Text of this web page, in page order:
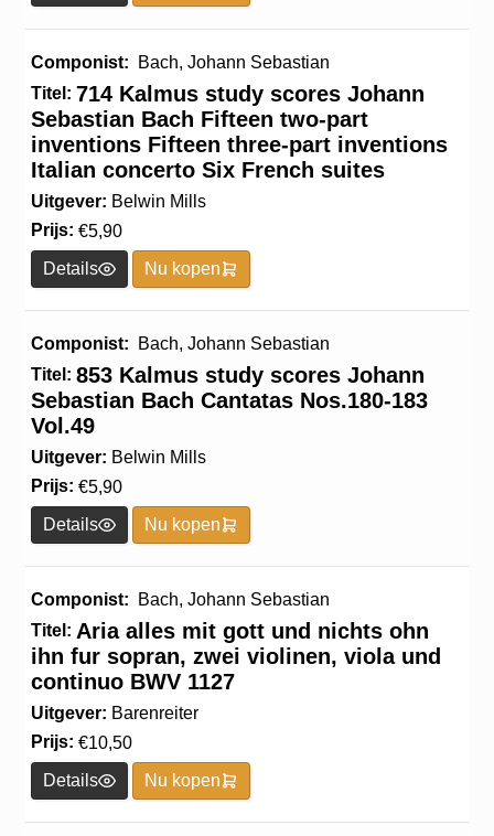
Componist:
Bach, Johann Sebastian
Titel: 714 Kalmus study scores Johann
Sebastian Bach Fifteen two-part
inventions Fifteen three-part inventions
Italian concerto Six French suites
Uitgever: Belwin Mills
Prijs: €5,90
Details
Nu kopen
Componist:
Bach, Johann Sebastian
Titel: 853 Kalmus study scores Johann
Sebastian Bach Cantatas Nos.180-183
Vol.49
Uitgever: Belwin Mills
Prijs: €5,90
Details
Nu kopen
Componist:
Bach, Johann Sebastian
Titel: Aria alles mit gott und nichts ohn
ihn fur sopran, zwei violinen, viola und
continuo BWV 1127
Uitgever: Barenreiter
Prijs: €10,50
Details
Nu kopen